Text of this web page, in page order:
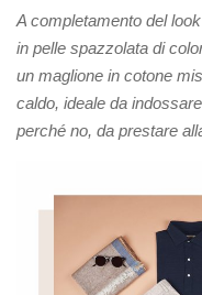
A completamento del
in pelle spazzolata di
un maglione in cotone
caldo, ideale da
perché no, da prestare